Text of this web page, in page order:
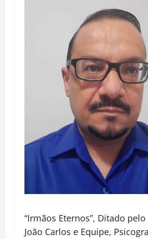
“Irmãos Eternos”, Ditado
João Carlos e Equipe,